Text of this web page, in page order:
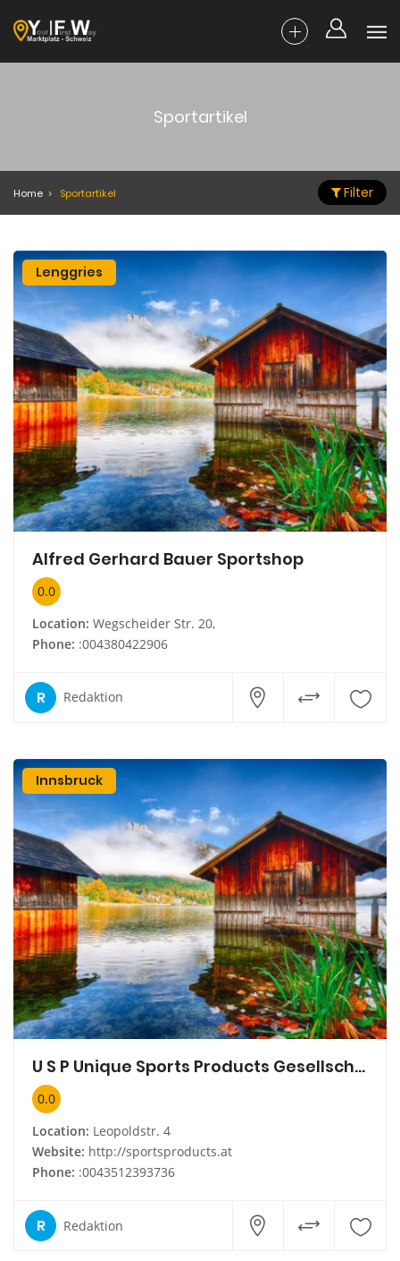
Sportartikel
Home Sportartikel Filter
Lenggries
Alfred Gerhard Bauer Sportshop
0.0
Location: Wegscheider Str. 20,
Phone: :004380422906
R Redaktion
Innsbruck
U S P Unique Sports Products Gesellschaft m.b.H.
0.0
Location: Leopoldstr. 4
Website: http://sportsproducts.at
Phone: :0043512393736
R Redaktion